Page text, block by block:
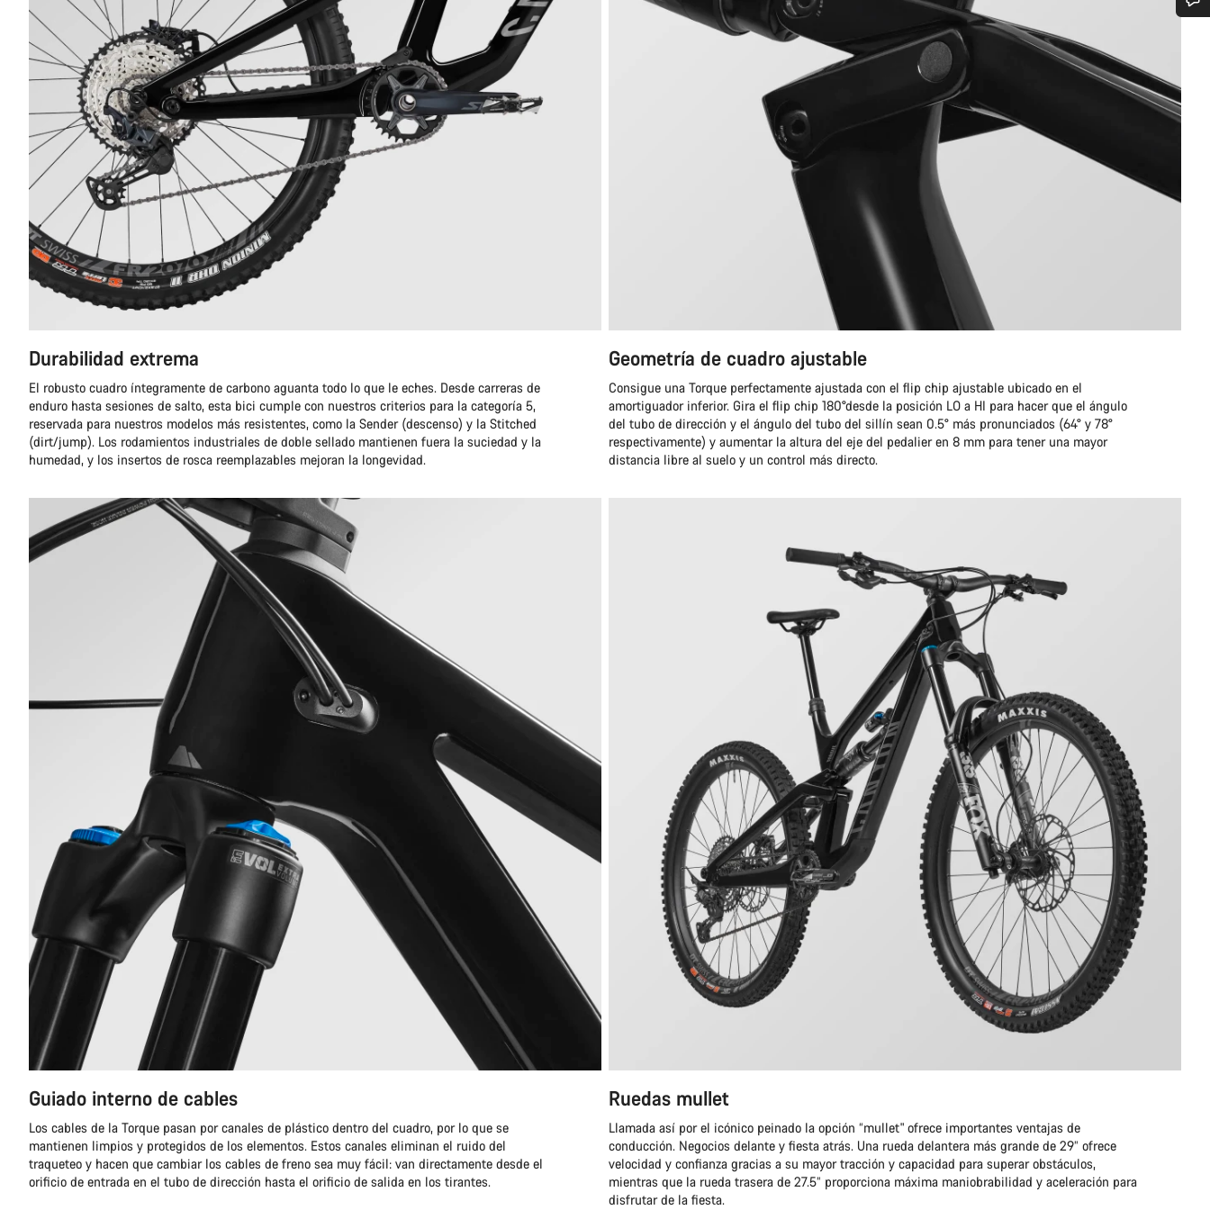
Durabilidad extrema
El robusto cuadro íntegramente de carbono aguanta todo lo que le eches. Desde carreras de
enduro hasta sesiones de salto, esta bici cumple con nuestros criterios para la categoría 5,
reservada para nuestros modelos más resistentes, como la Sender (descenso) y la Stitched
(dirt/jump). Los rodamientos industriales de doble sellado mantienen fuera la suciedad y la
humedad, y los insertos de rosca reemplazables mejoran la longevidad.
Geometría de cuadro ajustable
Consigue una Torque perfectamente ajustada con el flip chip ajustable ubicado en el
amortiguador inferior. Gira el flip chip 180°desde la posición LO a HI para hacer que el ángulo
del tubo de dirección y el ángulo del tubo del sillín sean 0.5° más pronunciados (64° y 78°
respectivamente) y aumentar la altura del eje del pedalier en 8 mm para tener una mayor
distancia libre al suelo y un control más directo.
Guiado interno de cables
Los cables de la Torque pasan por canales de plástico dentro del cuadro, por lo que se
mantienen limpios y protegidos de los elementos. Estos canales eliminan el ruido del
traqueteo y hacen que cambiar los cables de freno sea muy fácil: van directamente desde el
orificio de entrada en el tubo de dirección hasta el orificio de salida en los tirantes.
Ruedas mullet
Llamada así por el icónico peinado la opción “mullet" ofrece importantes ventajas de
conducción. Negocios delante y fiesta atrás. Una rueda delantera más grande de 29” ofrece
velocidad y confianza gracias a su mayor tracción y capacidad para superar obstáculos,
mientras que la rueda trasera de 27.5” proporciona máxima maniobrabilidad y aceleración para
disfrutar de la fiesta.
¿Necesitas ayuda?
Nuestros expertos estarán encantados de responder a tus preguntas.
Abrir chat